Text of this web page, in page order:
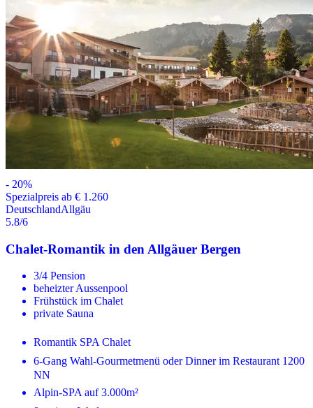
- 20%
Spezialpreis ab € 1.260
DeutschlandAllgäu
5.8/6
Chalet-Romantik in den Allgäuer Bergen
3/4 Pension
beheizter Aussenpool
Frühstück im Chalet
private Sauna
Romantik SPA Chalet
6-Gang Wahl-Gourmetmenü oder Dinner im Restaurant 1200
NN
Alpin-SPA auf 3.000m²